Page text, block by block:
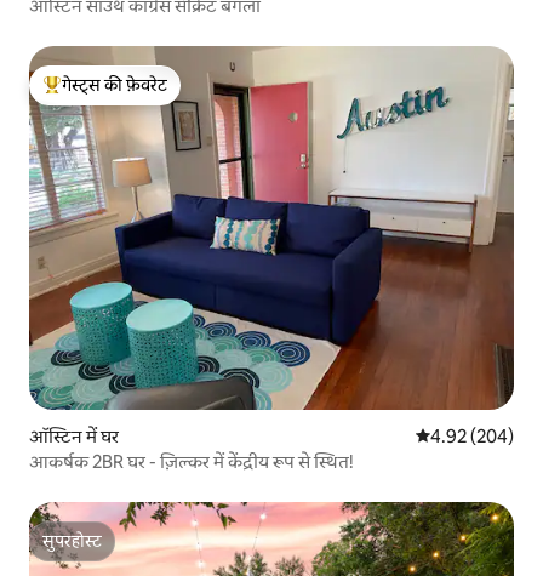
ऑस्टिन साउथ कांग्रेस सीक्रेट बंगला
गेस्ट्स का टॉप फ़ेवरेट
गेस्ट्स की फ़ेवरेट
ऑस्टिन में घर औसत रेटिंग 5 में से
4.92 (204)
आकर्षक 2BR घर - ज़िल्कर में केंद्रीय रूप से स्थित!
सुपरहोस्ट
सुपरहोस्ट